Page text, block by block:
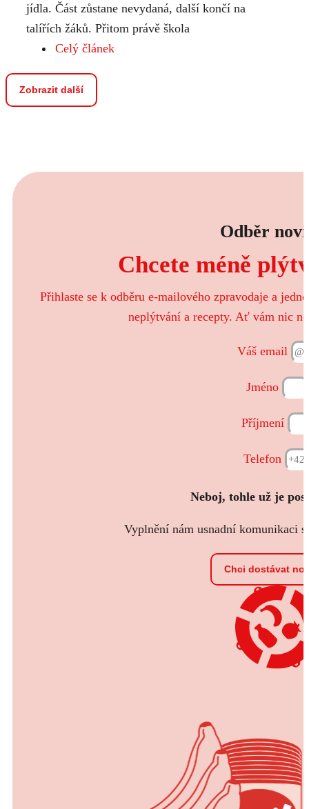
jídla. Část zůstane nevydaná, další končí na
talířích žáků. Přitom právě škola
Celý článek
Zobrazit další
Odběr
Chcete méně
Přihlaste se k odběru e-mailového zpravodaje a
neplýtvání a recepty. Ať vám nic
Váš email
Jméno
Příjmení
Telefon
Neboj, tohle už je
Vyplnění nám usnadní komunikaci
Chci dostávat